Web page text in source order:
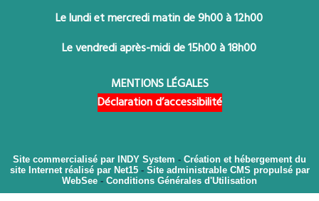
Le lundi et mercredi matin de 9h00 à 12h00
Le vendredi après-midi de 15h00 à 18h00
MENTIONS LÉGALES
Déclaration d’accessibilité
Site commercialisé par INDY System - Création et hébergement du
site Internet réalisé par Net15- Site administrable CMS propulsé par
WebSee - Conditions Générales d'Utilisation